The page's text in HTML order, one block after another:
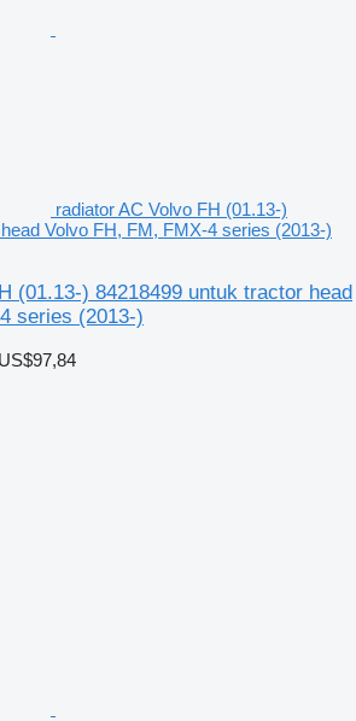
radiator AC Volvo FH (01.13-)
Volvo FH, FM, FMX-4 series (2013-)
(01.13-) 84218499 untuk tractor head
series (2013-)